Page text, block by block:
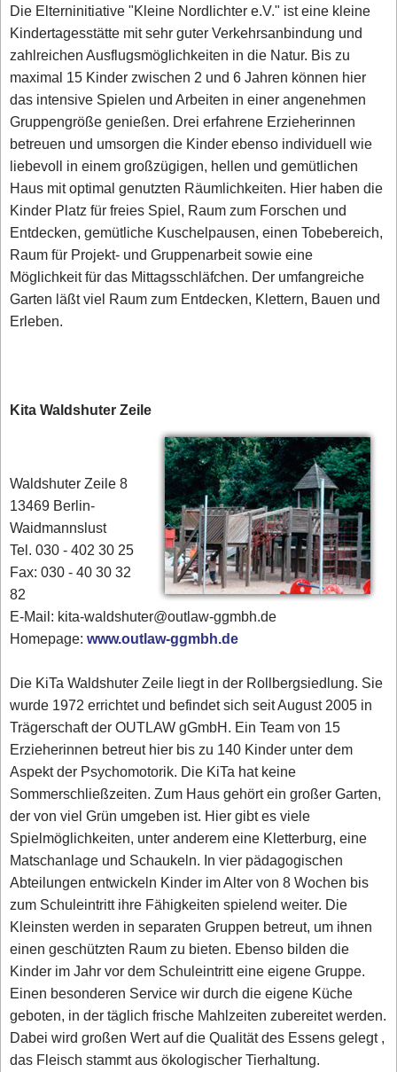
Die Elterninitiative "Kleine Nordlichter e.V." ist eine kleine
Kindertagesstätte mit sehr guter Verkehrsanbindung und
zahlreichen Ausflugsmöglichkeiten in die Natur. Bis zu
maximal 15 Kinder zwischen 2 und 6 Jahren können hier
das intensive Spielen und Arbeiten in einer angenehmen
Gruppengröße genießen. Drei erfahrene Erzieherinnen
betreuen und umsorgen die Kinder ebenso individuell wie
liebevoll in einem großzügigen, hellen und gemütlichen
Haus mit optimal genutzten Räumlichkeiten. Hier haben die
Kinder Platz für freies Spiel, Raum zum Forschen und
Entdecken, gemütliche Kuschelpausen, einen Tobebereich,
Raum für Projekt- und Gruppenarbeit sowie eine
Möglichkeit für das Mittagsschläfchen. Der umfangreiche
Garten läßt viel Raum zum Entdecken, Klettern, Bauen und
Erleben.
Kita Waldshuter Zeile
Waldshuter Zeile 8
13469 Berlin-
Waidmannslust
Tel. 030 - 402 30 25
Fax: 030 - 40 30 32
82
E-Mail: kita-waldshuter@outlaw-ggmbh.de
Homepage:www.outlaw-ggmbh.de
Die KiTa Waldshuter Zeile liegt in der Rollbergsiedlung. Sie
wurde 1972 errichtet und befindet sich seit August 2005 in
Trägerschaft der OUTLAW gGmbH. Ein Team von 15
Erzieherinnen betreut hier bis zu 140 Kinder unter dem
Aspekt der Psychomotorik. Die KiTa hat keine
Sommerschließzeiten. Zum Haus gehört ein großer Garten,
der von viel Grün umgeben ist. Hier gibt es viele
Spielmöglichkeiten, unter anderem eine Kletterburg, eine
Matschanlage und Schaukeln. In vier pädagogischen
Abteilungen entwickeln Kinder im Alter von 8 Wochen bis
zum Schuleintritt ihre Fähigkeiten spielend weiter. Die
Kleinsten werden in separaten Gruppen betreut, um ihnen
einen geschützten Raum zu bieten. Ebenso bilden die
Kinder im Jahr vor dem Schuleintritt eine eigene Gruppe.
Einen besonderen Service wir durch die eigene Küche
geboten, in der täglich frische Mahlzeiten zubereitet werden.
Dabei wird großen Wert auf die Qualität des Essens gelegt ,
das Fleisch stammt aus ökologischer Tierhaltung.